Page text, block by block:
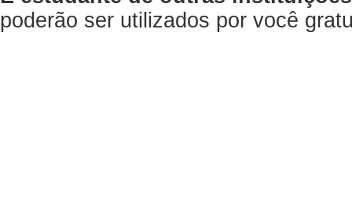
poderão ser utilizados por você